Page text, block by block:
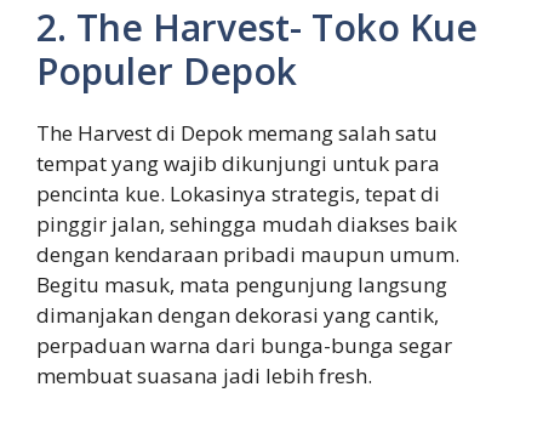
2. The Harvest- Toko Kue
Populer Depok
The Harvest di Depok memang salah satu
tempat yang wajib dikunjungi untuk para
pencinta kue. Lokasinya strategis, tepat di
pinggir jalan, sehingga mudah diakses baik
dengan kendaraan pribadi maupun umum.
Begitu masuk, mata pengunjung langsung
dimanjakan dengan dekorasi yang cantik,
perpaduan warna dari bunga-bunga segar
membuat suasana jadi lebih fresh.